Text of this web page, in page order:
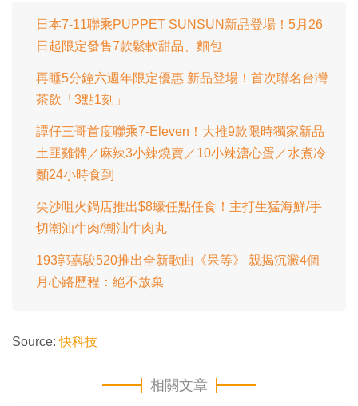
0
%
日本7-11聯乘PUPPET SUNSUN新品登場！5月26
日起限定發售7款鬆軟甜品、麵包
再睡5分鐘六週年限定優惠 新品登場！首次聯名台灣
茶飲「3點1刻」
譚仔三哥首度聯乘7-Eleven！大推9款限時獨家新品
土匪雞髀／麻辣3小辣燒賣／10小辣溏心蛋／水煮冷
麵24小時食到
尖沙咀火鍋店推出$8蠔任點任食！主打生猛海鮮/手
切潮汕牛肉/潮汕牛肉丸
193郭嘉駿520推出全新歌曲《呆等》 親揭沉澱4個
月心路歷程：絕不放棄
Source:快科技
相關文章